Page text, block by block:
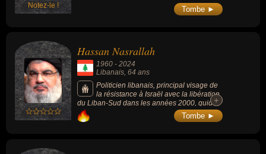
Notez-le ! Tombe ►
Hassan Nasrallah
1960 - 2024
Libanais, 64 ans
Politicien libanais, principal visage de
la résistance à Israël avec la libération
du Liban-Sud dans les années 2000, guide
religieux du Hezbollah (mouvement politique
islamiste chiite libanais), il fut l'un des
+
+
Tombe ►